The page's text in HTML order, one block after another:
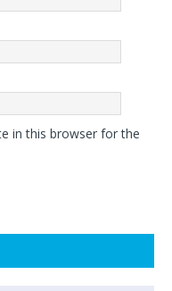
in this browser for the